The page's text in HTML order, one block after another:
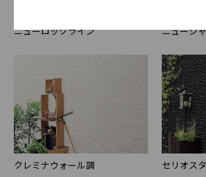
ニューロックライン ニューシ
クレミナウォール調 セリオス